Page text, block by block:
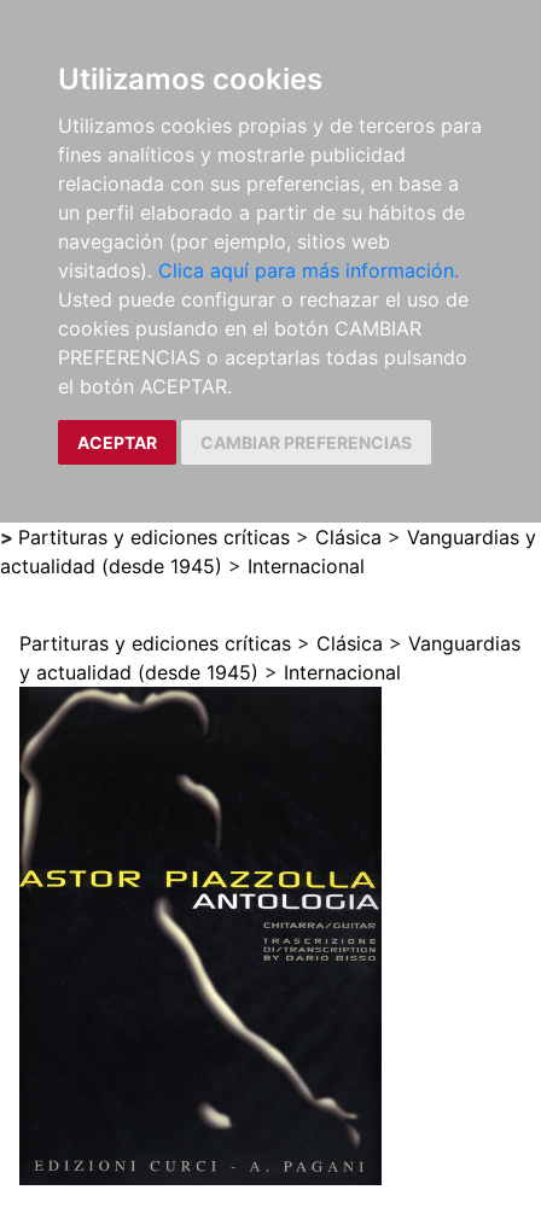
Utilizamos cookies
Utilizamos cookies propias y de terceros para
fines analíticos y mostrarle publicidad
relacionada con sus preferencias, en base a
un perfil elaborado a partir de su hábitos de
navegación (por ejemplo, sitios web
visitados). Clica aquí para más información.
Usted puede configurar o rechazar el uso de
cookies puslando en el botón CAMBIAR
PREFERENCIAS o aceptarlas todas pulsando
el botón ACEPTAR.
ACEPTAR CAMBIAR PREFERENCIAS
> Partituras y ediciones críticas > Clásica > Vanguardias y
actualidad (desde 1945) > Internacional
Partituras y ediciones críticas > Clásica > Vanguardias
y actualidad (desde 1945) > Internacional